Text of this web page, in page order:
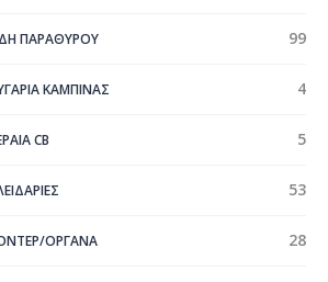
ΠΑΡΑΘΥΡΟΥ 99
ΚΑΜΠΙΝΑΣ 4
CB 5
53
ΟΡΓΑΝΑ 28